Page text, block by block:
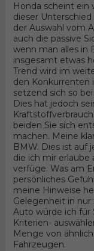
Honda scheint ein
dieser
der Auswahl vom
auch die passive
wenn man alles
insgesamt etwas
Trend wird im
den Konkurrenten
setzend sich so
Dies hat jedoch
beiden Sie sich
machen. Meine
BMW. Dies ist auf
die ich mir
verfüge. Was am
persönliches
meine Hinweise
Gelegenheit in
Auto würde ich für
Kriterien-
Menge von
Fahrzeugen.